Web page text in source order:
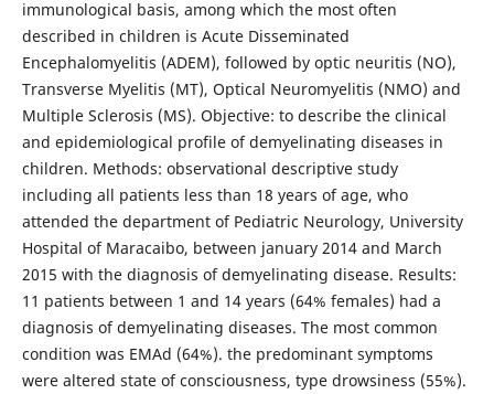
immunological basis, among which the most often
described in children is Acute Disseminated
Encephalomyelitis (ADEM), followed by optic neuritis (NO),
Transverse Myelitis (MT), Optical Neuromyelitis (NMO) and
Multiple Sclerosis (MS). Objective: to describe the clinical
and epidemiological profile of demyelinating diseases in
children. Methods: observational descriptive study
including all patients less than 18 years of age, who
attended the department of Pediatric Neurology, University
Hospital of Maracaibo, between january 2014 and March
2015 with the diagnosis of demyelinating disease. Results:
11 patients between 1 and 14 years (64% females) had a
diagnosis of demyelinating diseases. The most common
condition was EMAd (64%). the predominant symptoms
were altered state of consciousness, type drowsiness (55%).